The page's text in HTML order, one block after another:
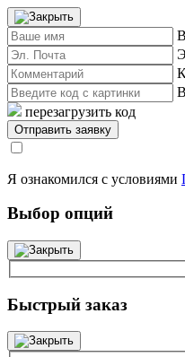
перезагрузить код
Я ознакомился с условиями
Выбор опций
Быстрый заказ